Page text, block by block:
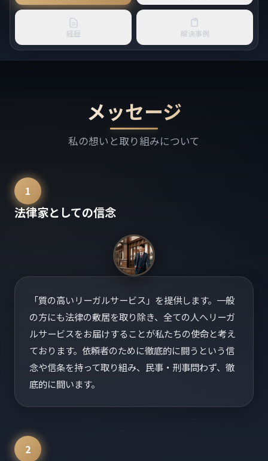
経歴 解決事例
メッセージ
私の想いと取り組みについて
1
法律家としての信念
「質の高いリーガルサービス」を提供します。一般
の方にも法律の敷居を取り除き、全ての人へリーガ
ルサービスをお届けすることが私たちの使命と考え
ております。依頼者のために徹底的に闘うという信
念や信条を持って取り組み、民事・刑事問わず、徹
底的に闘います。
2